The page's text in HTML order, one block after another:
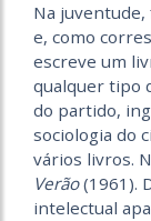
Na
e, como
escreve um
qualquer tipo
do partido,
sociologia do
vários livros.
Verão(1961).
intelectual